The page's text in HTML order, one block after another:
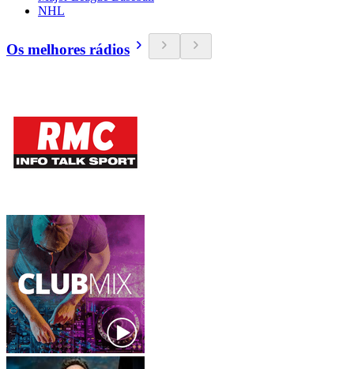
NHL
Os melhores rádios